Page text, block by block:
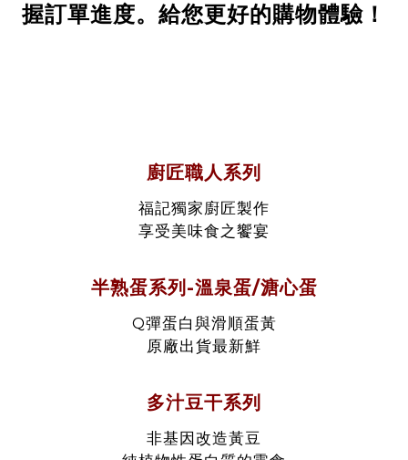
握訂單進度。給您更好的購物體驗！
廚匠職人系列
福記獨家廚匠製作
享受美味食之饗宴
半熟蛋系列-溫泉蛋/溏心蛋
Q彈蛋白與滑順蛋黃
原廠出貨最新鮮
多汁豆干系列
非基因改造黃豆